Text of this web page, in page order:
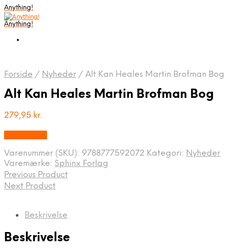
Anything!
Anything!
Forside / Nyheder / Alt Kan Heales Martin Brofman Bog
Alt Kan Heales Martin Brofman Bog
279,95 kr.
Varenummer (SKU): 9788777592072 Kategori: Nyheder
Varemærke: Sphinx Forlag
Previous Product
Next Product
Beskrivelse
Beskrivelse